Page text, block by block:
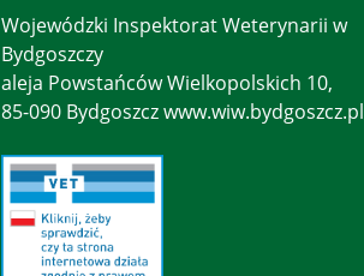
Wojewódzki Inspektorat Weterynarii w
Bydgoszczy
aleja Powstańców Wielkopolskich 10,
85-090 Bydgoszcz www.wiw.bydgoszcz.pl